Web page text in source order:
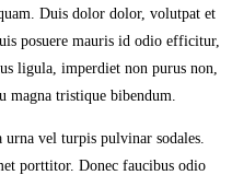
Duis dolor dolor, volutpat et
posuere mauris id odio efficitur,
ligula, imperdiet non purus non,
magna tristique bibendum.
vel turpis pulvinar sodales.
porttitor. Donec faucibus odio